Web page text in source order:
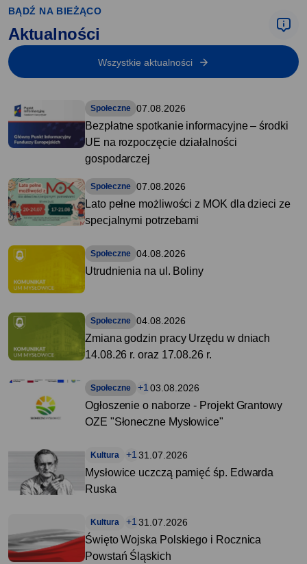
BĄDŹ NA BIEŻĄCO
Aktualności
Wszystkie aktualności
Społeczne 07.08.2026
Bezpłatne spotkanie informacyjne – środki
UE na rozpoczęcie działalności
gospodarczej
Społeczne 07.08.2026
Lato pełne możliwości z MOK dla dzieci ze
specjalnymi potrzebami
Społeczne 04.08.2026
Utrudnienia na ul. Boliny
Społeczne 04.08.2026
Zmiana godzin pracy Urzędu w dniach
14.08.26 r. oraz 17.08.26 r.
Społeczne +1 03.08.2026
Ogłoszenie o naborze - Projekt Grantowy
OZE "Słoneczne Mysłowice"
Kultura +1 31.07.2026
Mysłowice uczczą pamięć śp. Edwarda
Ruska
Kultura +1 31.07.2026
Święto Wojska Polskiego i Rocznica
Powstań Śląskich